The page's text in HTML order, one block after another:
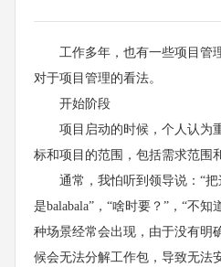
工作多年，也有一些项目管
对于项目管理的看法。
开始阶段
项目启动的时候，个人认为
标和项目的范围，包括需求范围
通常，我怕听到领导说：“把
是balabala”，“啥时要？”，“不
种场景经常会出现，由于没有明
候会无法分解工作包，导致无法